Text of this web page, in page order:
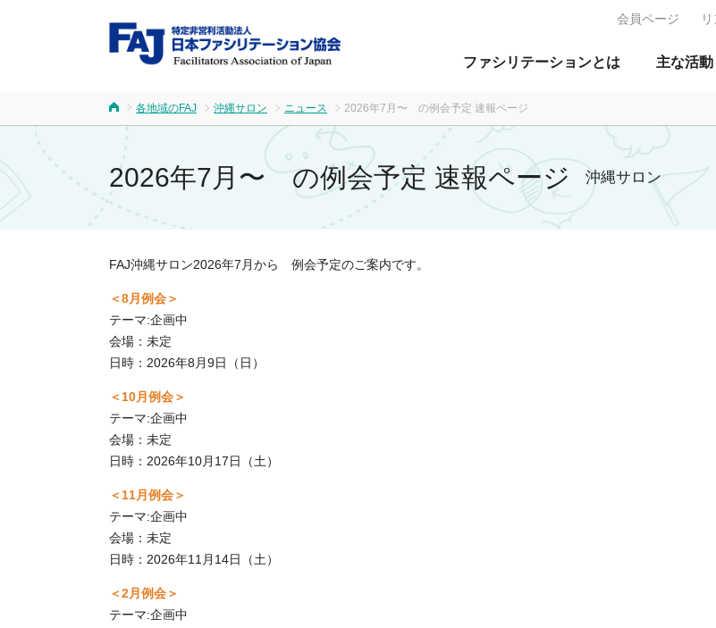
FAJ：特定非営利活動法人 日
ファシリテーションとは 主な活動
会員ページ
各地域のFAJ 沖縄サロン ニュース 2026年7月〜 の例会予定 速報ページ
2026年7月〜 の例会予定 速報ページ 沖縄サロン
FAJ沖縄サロン2026年7月から 例会予定のご案内です。
＜8月例会＞
テーマ:企画中
会場： 未定
日時：2026年8月9日（日）
＜10月例会＞
テーマ:企画中
会場： 未定
日時：2026年10月17日（土）
＜11月例会＞
テーマ:企画中
会場： 未定
日時：2026年11月14日（土）
＜2月例会＞
テーマ:企画中